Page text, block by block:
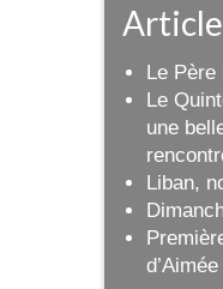
Le
Le
une
Liban,